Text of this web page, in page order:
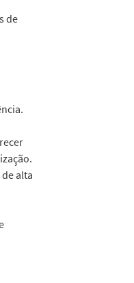
de
alta